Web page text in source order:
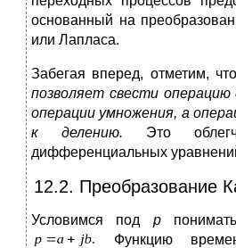
основанный на
или Лапласа.
Забегая вперед, отметим, что
позволяет свести
операции умножения, а
к делению. Это
дифференциальных
12.2. Преобразование
Условимся под р
Функцию